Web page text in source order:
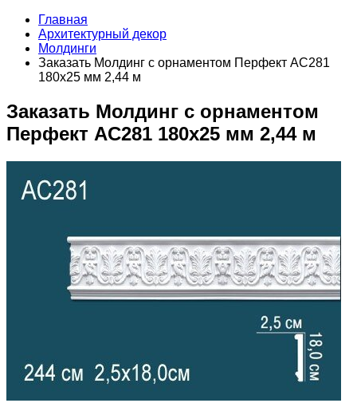
Главная
Архитектурный декор
Молдинги
Заказать Молдинг с орнаментом Перфект AC281
180х25 мм 2,44 м
Заказать Молдинг с орнаментом
Перфект AC281 180х25 мм 2,44 м